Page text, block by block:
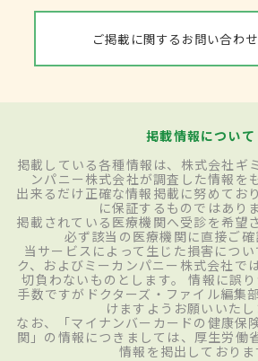
ご掲載に関するお問い合わ
掲載情報について
掲載している各種情報は、株式会社ギ
ンパニー株式会社が調査した情報を
出来るだけ正確な情報掲載に努めてお
に保証するものではあり
掲載されている医療機関へ受診を希望
必ず該当の医療機関に直接ご確
当サービスによって生じた損害につ
ク、およびミーカンパニー株式会社で
切負わないものとします。 情報に誤
手数ですがドクターズ・ファイル編集
けますようお願いいたし
なお、「マイナンバーカードの健康保
関」の情報につきましては、厚生労働
情報を掲出しておりま